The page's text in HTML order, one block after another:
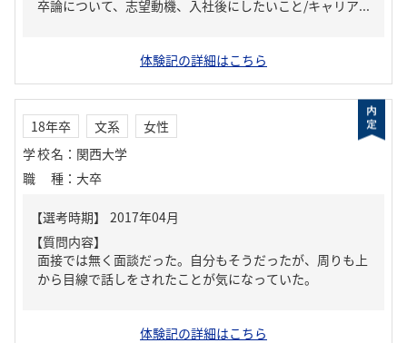
卒論について、志望動機、入社後にしたいこと/キャリア...
体験記の詳細はこちら
18年卒 文系
女性
学校名 ： 関西大学
職種 ： 大卒
【質問内容】
面接では無く面談だった。自分もそうだったが、周りも上
から目線で話しをされたことが気になっていた。
体験記の詳細はこちら